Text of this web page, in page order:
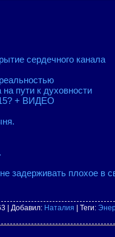
сердечного канала
пути к духовности
+ ВИДЕО
задерживать плохое в
| Добавил: Наталия Теги: